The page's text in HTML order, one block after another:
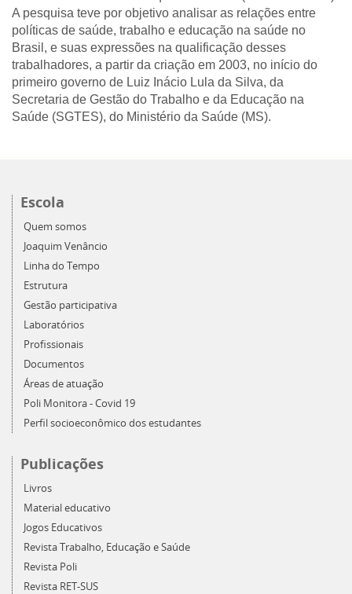
A pesquisa teve por objetivo analisar as relações entre
políticas de saúde, trabalho e educação na saúde no
Brasil, e suas expressões na qualificação desses
trabalhadores, a partir da criação em 2003, no início do
primeiro governo de Luiz Inácio Lula da Silva, da
Secretaria de Gestão do Trabalho e da Educação na
Saúde (SGTES), do Ministério da Saúde (MS).
Escola
Quem somos
Joaquim Venâncio
Linha do Tempo
Estrutura
Gestão participativa
Laboratórios
Profissionais
Documentos
Áreas de atuação
Poli Monitora - Covid 19
Perfil socioeconômico dos estudantes
Publicações
Livros
Material educativo
Jogos Educativos
Revista Trabalho, Educação e Saúde
Revista Poli
Revista RET-SUS